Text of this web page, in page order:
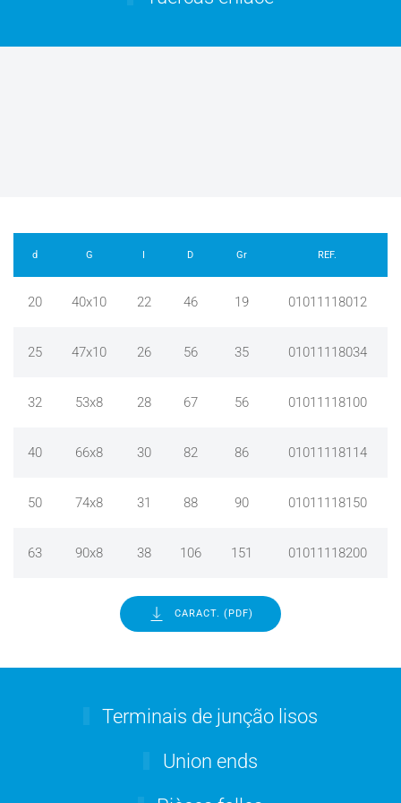
d G I D Gr REF.
20 40x10 22 46 19 01011118012
25 47x10 26 56 35 01011118034
32 53x8 28 67 56 01011118100
40 66x8 30 82 86 01011118114
50 74x8 31 88 90 01011118150
63 90x8 38 106 151 01011118200
CARACT. (PDF)
Terminais de junção lisos
Union ends